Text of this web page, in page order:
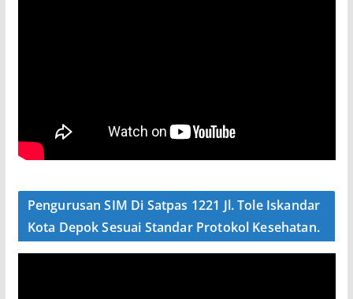
Pengurusan SIM Di Satpas 1221 Jl. Tole Iskandar
Kota Depok Sesuai Standar Protokol Kesehatan.